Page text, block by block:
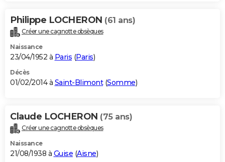
Philippe LOCHERON (61 ans)
Créer une cagnotte obsèques
Naissance
23/04/1952 à Paris (Paris)
Décès
01/02/2014 à Saint-Blimont(Somme)
Claude LOCHERON (75 ans)
Créer une cagnotte obsèques
Naissance
21/08/1938 à Guise (Aisne)